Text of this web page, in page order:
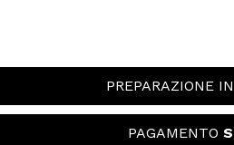
PREPARAZIONE IN
PAGAMENTO